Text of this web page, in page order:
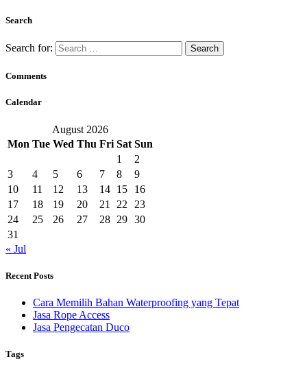
Search
Search for:
Comments
Calendar
August 2026
Mon Tue Wed Thu Fri Sat Sun
1
2
3
4 5 6 7 8
9
10
11 12 13 14 15
16
17
18 19 20 21 22
23
24
25 26 27 28 29 30
31
« Jul
Recent Posts
Cara Memilih Bahan Waterproofing yang Tepat
Jasa Rope Access
Jasa Pengecatan Duco
Tags